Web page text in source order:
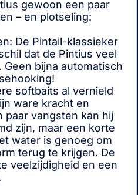
gewoon een paar
– en plotseling:
De Pintail-klassieker
dat de Pintius veel
bijna automatisch
softbaits al vernield
ware kracht en
paar vangsten kan hij
zijn, maar een korte
water is genoeg om
terug te krijgen. De
veelzijdigheid en een